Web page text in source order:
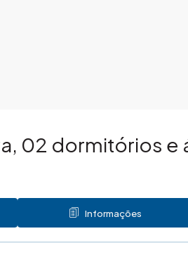
02 dormitórios
Informações